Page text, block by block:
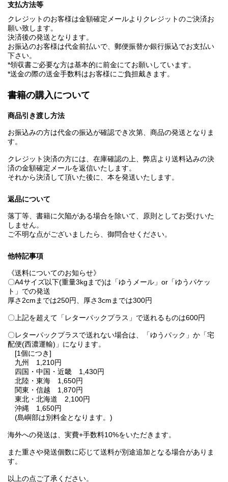
支払方法等
クレジットのお客様は金額確定メールよりクレジットのご決済お
願い致します。
決済後の発送となります。
お振込のお客様は代金前払いで、郵便振替か銀行振込でお支払い
下さい。
*領収書ご必要な方は基本的に前金にてお願いしています。
*送金の際の送金手数料はお客様にご負担戴きます。
書籍の購入について
商品引き渡し方法
お振込みの方は代金の振込が確認でき次第、商品の発送となりま
す。
クレジット決済の方には、在庫確認の上、弊店より送料込みの決
済の金額確定メールを返信いたします。
それから決済して頂いた後に、本を発送いたします。
返品について
落丁等、書籍に欠陥がある場合を除いて、原則としてお受けいた
しません。
ご不明な点がございましたら、御問合せください。
他特記事項
《送料についてのお知らせ》
〇A4サイズ以下(重量3kgまで)は「ゆうメール」or「ゆうパケッ
ト」での発送
厚さ2cmまでは250円、厚さ3cmまでは300円
〇上記を超えて「レターパックプラス」で送れるものは600円
〇レターパックプラスで送れない場合は、「ゆうパック」か「宅
配便(西濃運輸)」になります。
[1個につき]
九州 1,210円
四国・中国・近畿 1,430円
北陸・東海 1,650円
関東・信越 1,870円
東北・北海道 2,100円
沖縄 1,650円
(島嶼部は別料金となります。)
海外への発送は、実費+手数料10%をいただきます。
また重さや発送個数に応じて送料が別途追加となる場合がありま
す。
以上の点ご了承ください。